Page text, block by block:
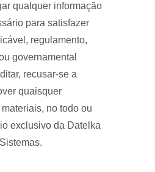
qualquer informação
para satisfazer
regulamento,
governamental
recusar-se a
quaisquer
no todo ou
exclusivo da Datelka